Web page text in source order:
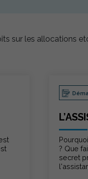
sur les allocations
? Que
secret